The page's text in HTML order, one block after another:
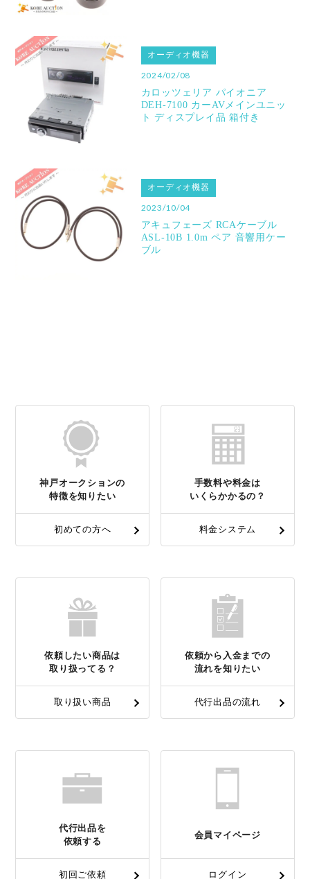
オーディオ機器
2024/02/08
カロッツェリア パイオニア
DEH-7100 カーAVメインユニッ
ト ディスプレイ品 箱付き
オーディオ機器
2023/10/04
アキュフェーズ RCAケーブル
ASL-10B 1.0m ペア 音響用ケー
ブル
神戸オークションの
特徴を知りたい
初めての方へ
手数料や料金は
いくらかかるの？
料金システム
依頼したい商品は
取り扱ってる？
取り扱い商品
依頼から入金までの
流れを知りたい
代行出品の流れ
代行出品を
依頼する
初回ご依頼
会員マイページ
ログイン